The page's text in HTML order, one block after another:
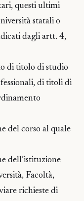
questi ultimi
statali o
dagli artt. 4,
di titolo di studio
di titoli di
del corso al quale
dell’istituzione
Facoltà,
richieste di